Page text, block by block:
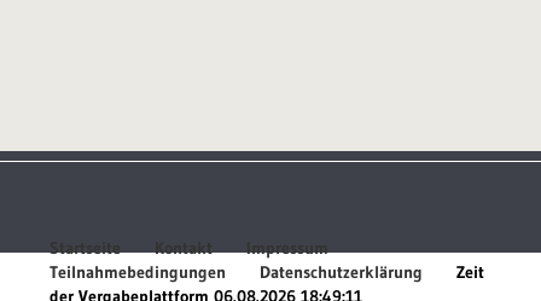
Startseite Kontakt
Impressum
Teilnahmebedingungen
Datenschutzerklärung
Zeit
der Vergabeplattform 06.08.2026 18:49:11